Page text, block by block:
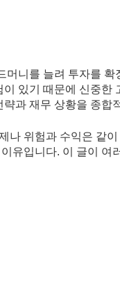
머니를 늘려 투자를
이 있기 때문에 신중한
략과 재무 상황을 종합
나 위험과 수익은 같
유입니다. 이 글이 여